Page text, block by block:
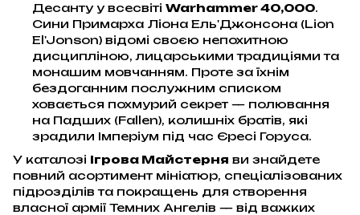
Десанту у всесвіті Warhammer 40,000.
Сини Примарха Ліона Ель'Джонсона (Lion
El'Jonson) відомі своєю непохитною
дисципліною, лицарськими традиціями та
монашим мовчанням. Проте за їхнім
бездоганним послужним списком
ховається похмурий секрет — полювання
на Падших (Fallen), колишніх братів, які
зрадили Імперіум під час Єресі Горуса.
У каталозі Ігрова Майстерня ви знайдете
повний асортимент мініатюр, спеціалізованих
підрозділів та покращень для створення
власної армії Темних Ангелів — від важких